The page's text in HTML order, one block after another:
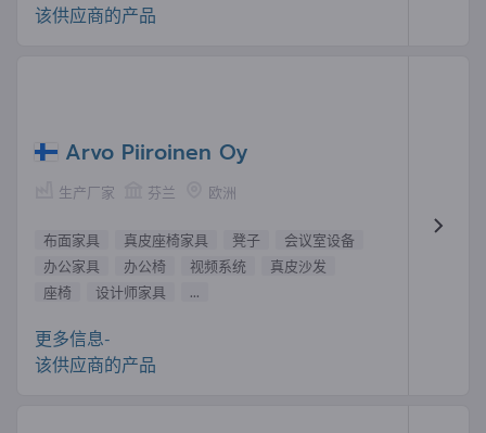
该供应商的产品
Arvo Piiroinen Oy
生产厂家 芬兰 欧洲
布面家具 真皮座椅家具 凳子
会议室设备
办公家具
办公椅 视频系统
真皮沙发
座椅
设计师家具 ...
更多信息-
该供应商的产品